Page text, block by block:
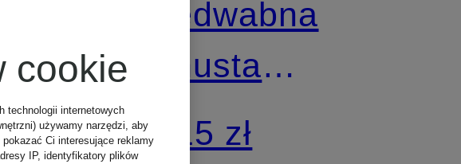
Jedwabna
chusta
VINCENCY
415 zł
cookie
technologii internetowych
używamy narzędzi, aby
Ci interesujące reklamy
IP, identyfikatory plików